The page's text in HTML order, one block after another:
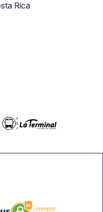
La terminal Costa Rica